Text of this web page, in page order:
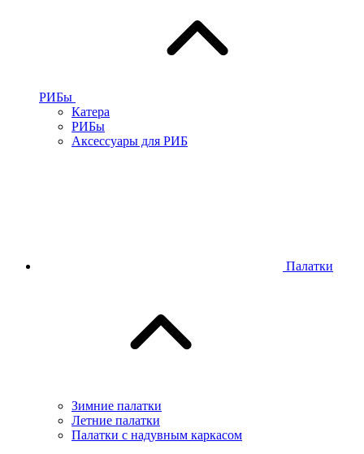
РИБы
Катера
РИБы
Аксессуары для РИБ
Палатки
Зимние палатки
Летние палатки
Палатки с надувным каркасом